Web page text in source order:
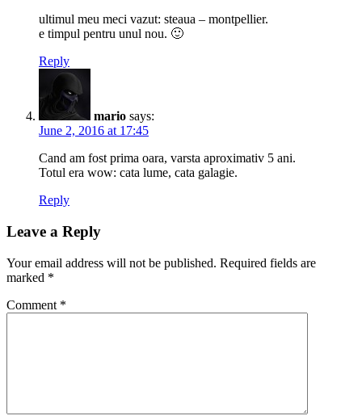
ultimul meu meci vazut: steaua – montpellier.
e timpul pentru unul nou. 🙂
Reply
mario says:
June 2, 2016 at 17:45
Cand am fost prima oara, varsta aproximativ 5 ani.
Totul era wow: cata lume, cata galagie.
Reply
Leave a Reply
Your email address will not be published. Required fields are
marked *
Comment *